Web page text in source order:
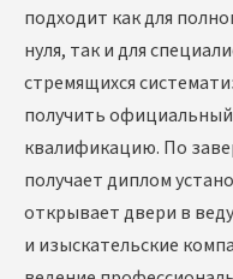
подходит как для
нуля, так и для
стремящихся
получить
квалификацию. По
получает диплом
открывает двери в
и изыскательские